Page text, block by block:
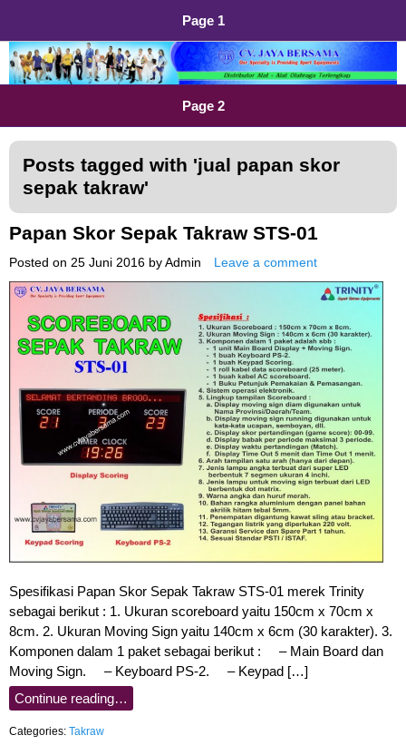
Page 1
Distributor Alat Olahraga
Jual Alat Olahraga Murah, Lengkap dan Berkualitas
Page 2
Posts tagged with 'jual papan skor
sepak takraw'
Papan Skor Sepak Takraw STS-01
Posted on 25 Juni 2016 by Admin Leave a comment
Spesifikasi Papan Skor Sepak Takraw STS-01 merek Trinity
sebagai berikut : 1. Ukuran scoreboard yaitu 150cm x 70cm x
8cm. 2. Ukuran Moving Sign yaitu 140cm x 6cm (30 karakter). 3.
Komponen dalam 1 paket sebagai berikut : – Main Board dan
Moving Sign. – Keyboard PS-2. – Keypad […]
Continue reading…
Categories: Takraw